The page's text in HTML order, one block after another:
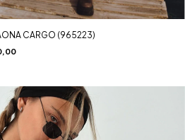
CARGO (965223)